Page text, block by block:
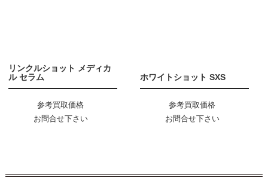
リンクルショット メディカ
ル セラム
参考買取価格
お問合せ下さい
ホワイトショット SXS
参考買取価格
お問合せ下さい